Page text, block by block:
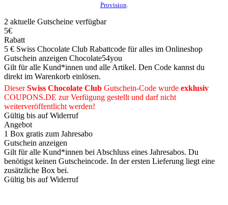
Provision
2 aktuelle Gutscheine verfügbar
5€
Rabatt
5 € Swiss Chocolate Club Rabattcode für alles im Onlineshop
Gutschein anzeigen Chocolate54you
Gilt für alle Kund*innen und alle Artikel. Den Code kannst du
direkt im Warenkorb einlösen.
DieserSwiss Chocolate Club Gutschein-Code wurde exklusiv
COUPONS.DE zur Verfügung gestellt und darf nicht
weiterveröffentlicht werden!
Gültig bis auf Widerruf
Angebot
1 Box gratis zum Jahresabo
Gutschein anzeigen
Gilt für alle Kund*innen bei Abschluss eines Jahresabos. Du
benötigst keinen Gutscheincode. In der ersten Lieferung liegt eine
zusätzliche Box bei.
Gültig bis auf Widerruf